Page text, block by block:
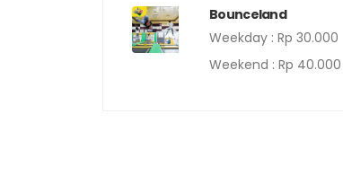
Bounceland
Weekday : Rp 30.000
Weekend : Rp 40.000